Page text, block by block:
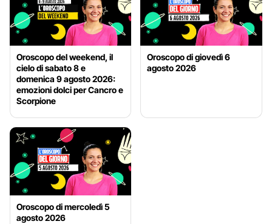
Oroscopo del weekend, il
cielo di sabato 8 e
domenica 9 agosto 2026:
emozioni dolci per Cancro e
Scorpione
Oroscopo di giovedì 6
agosto 2026
Oroscopo di mercoledì 5
agosto 2026